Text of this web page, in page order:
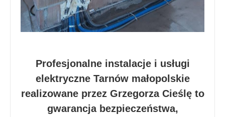
Profesjonalne instalacje i usługi
elektryczne Tarnów małopolskie
realizowane przez Grzegorza Cieślę to
gwarancja bezpieczeństwa,